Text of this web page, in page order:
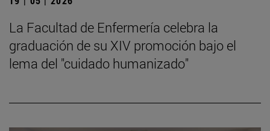
La Facultad de Enfermería celebra la
graduación de su XIV promoción bajo el
lema del "cuidado humanizado"